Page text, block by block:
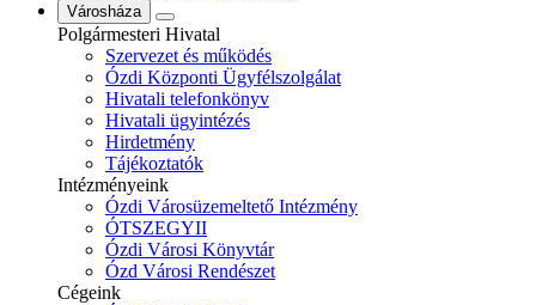
Városháza
Polgármesteri Hivatal
Szervezet és működés
Ózdi Központi Ügyfélszolgálat
Hivatali telefonkönyv
Hivatali ügyintézés
Hirdetmény
Tájékoztatók
Intézményeink
Ózdi Városüzemeltető Intézmény
ÓTSZEGYII
Ózdi Városi Könyvtár
Ózd Városi Rendészet
Cégeink